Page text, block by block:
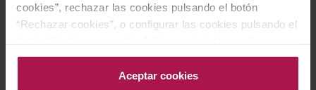
cookies”, rechazar las cookies pulsando el botón
“Rechazar cookies”, o configurar las cookies pulsando el
acceda a nuestra Política de Cookies.Para más
información acceda a nuestraPolítica de Cookies
Aceptar cookies
400,00 € 423,90 €